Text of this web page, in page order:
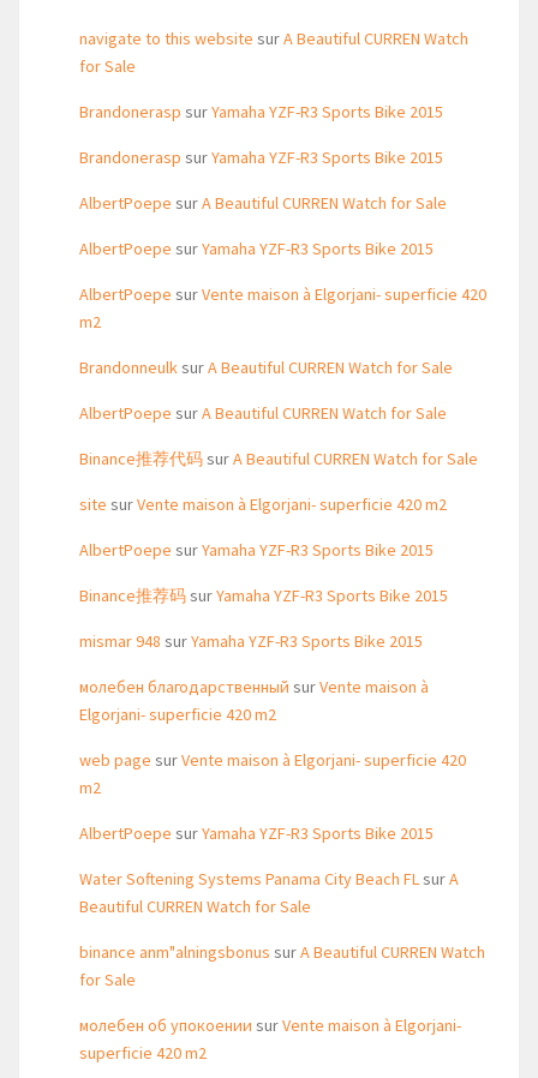
navigate to this website surA Beautiful CURREN Watch
for Sale
Brandonerasp surYamaha YZF-R3 Sports Bike 2015
Brandonerasp surYamaha YZF-R3 Sports Bike 2015
AlbertPoepe surA Beautiful CURREN Watch for Sale
AlbertPoepe surYamaha YZF-R3 Sports Bike 2015
AlbertPoepe surVente maison à Elgorjani- superficie 420
m2
BrandonneulksurA Beautiful CURREN Watch for Sale
AlbertPoepe surA Beautiful CURREN Watch for Sale
Binance推荐代码surA Beautiful CURREN Watch for Sale
site surVente maison à Elgorjani- superficie 420 m2
AlbertPoepe surYamaha YZF-R3 Sports Bike 2015
Binance推荐码surYamaha YZF-R3 Sports Bike 2015
mismar 948 surYamaha YZF-R3 Sports Bike 2015
молебен благодарственный surVente maison à
Elgorjani- superficie 420 m2
web page surVente maison à Elgorjani- superficie 420
m2
AlbertPoepe surYamaha YZF-R3 Sports Bike 2015
Water Softening Systems Panama City Beach FLsurA
Beautiful CURREN Watch for Sale
binance anm"alningsbonus surA Beautiful CURREN Watch
for Sale
молебен об упокоении surVente maison à Elgorjani-
superficie 420 m2